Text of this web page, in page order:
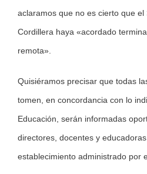
aclaramos que no es cierto que el
Cordillera haya «acordado
remota».
Quisiéramos precisar que todas
tomen, en concordancia con lo
Educación, serán informadas
directores, docentes y
establecimiento administrado por